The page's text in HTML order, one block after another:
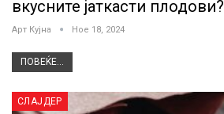
вкусните јаткасти плодови?
Арт Кујна Ное 18, 2024
ПОВЕЌЕ...
СЛАЈДЕР